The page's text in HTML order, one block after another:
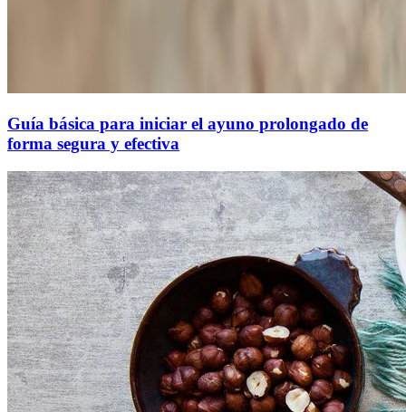
Guía básica para iniciar el ayuno prolongado de
forma segura y efectiva